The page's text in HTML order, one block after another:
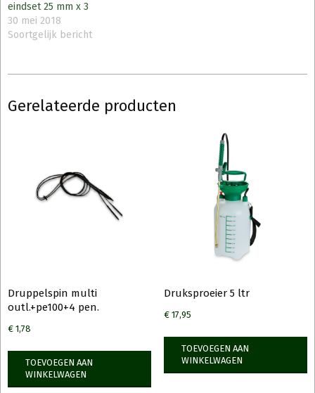
eindset 25 mm x 3
30 mei 2018
Soortgelijk bericht
Gerelateerde producten
Druppelspin multi
outl.+pe100+4 pen.
€ 1,78
TOEVOEGEN AAN
WINKELWAGEN
Druksproeier 5 ltr
€17,95
TOEVOEGEN AAN
WINKELWAGEN